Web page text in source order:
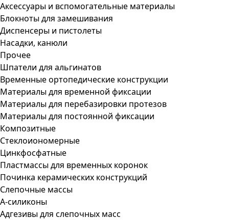
Аксессуары и вспомогательные материалы
Блокноты для замешивания
Диспенсеры и пистолеты
Насадки, канюли
Прочее
Шпатели для альгинатов
Временные ортопедические конструкции
Материалы для временной фиксации
Материалы для перебазировки протезов
Материалы для постоянной фиксации
Композитные
Стеклоиономерные
Цинкфосфатные
Пластмассы для временных коронок
Починка керамических конструкций
Слепочные массы
А-силиконы
Адгезивы для слепочных масс